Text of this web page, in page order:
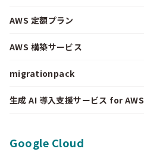
AWS 定額プラン
AWS 構築サービス
migrationpack
生成 AI 導入支援サービス for AWS
Google Cloud